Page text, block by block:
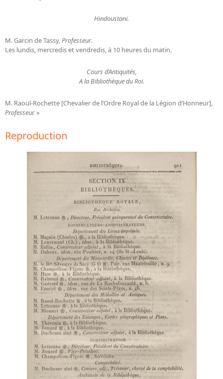
Hindoustani.
M. Garcin de Tassy,Professeur.
Les lundis, mercredis et vendredis, à 10 heures du matin.
Cours d’Antiquités,
A la Bibliothèque du Roi.
M. Raoul-Rochette [Chevalier de l’Ordre Royal de la Légion d’Honneur],
Professeur.»
Reproduction